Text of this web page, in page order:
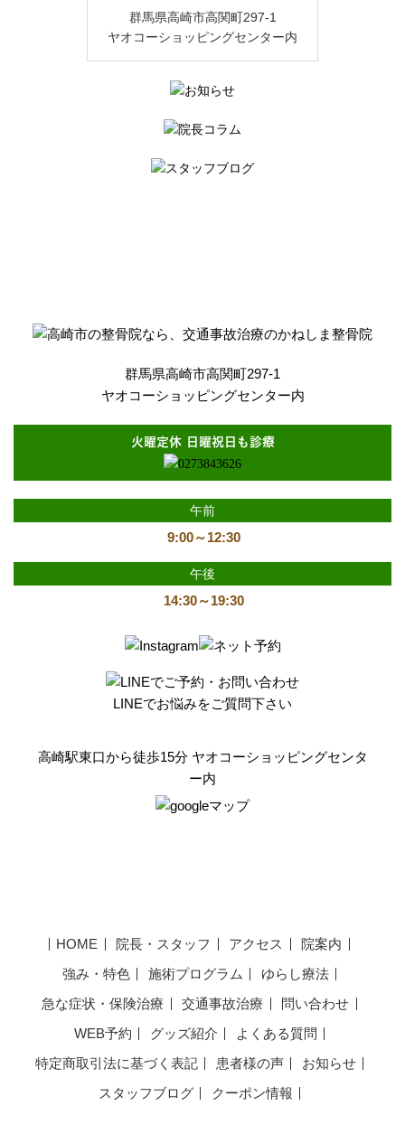
群馬県高崎市高関町297-1
ヤオコーショッピングセンター内
群馬県高崎市高関町297-1
ヤオコーショッピングセンター内
火曜定休 日曜祝日も診療
午前
9:00～12:30
午後
14:30～19:30
LINEでお悩みをご質問下さい
高崎駅東口から徒歩15分 ヤオコーショッピングセンタ
ー内
HOME 院長・スタッフ アクセス
院案内
強み・特色
施術プログラム
ゆらし療法
急な症状・保険治療
交通事故治療
問い合わせ
WEB予約
グッズ紹介
よくある質問
特定商取引法に基づく表記
患者様の声
お知らせ
スタッフブログ
クーポン情報